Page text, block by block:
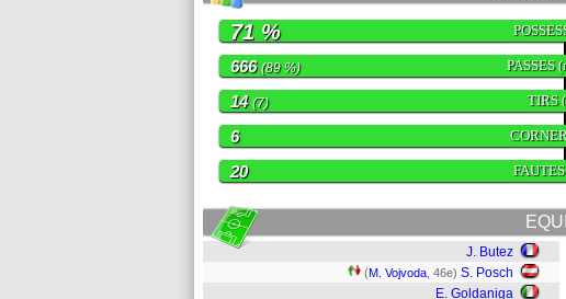
71 %
PASSES
666(89 %)
TIRS
14 (7)
6
20
J. Butez
(M. Vojvoda , 46e) S. Posch
E. Goldaniga